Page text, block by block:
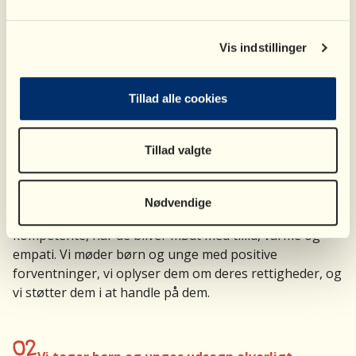
Vis indstillinger
Tillad alle cookies
Tillad valgte
Nødvendige
01
de er kompetente
kompetente, når de bliver mødt med tillid, varme og
empati. Vi møder børn og unge med positive
forventninger, vi oplyser dem om deres rettigheder, og
vi støtter dem i at handle på dem.
02